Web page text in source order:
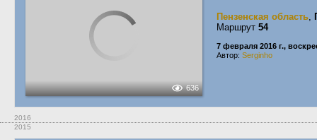
636
Пензенская область,
Маршрут 54
7 февраля 2016 г.,
Автор: Serginho
2016
2015